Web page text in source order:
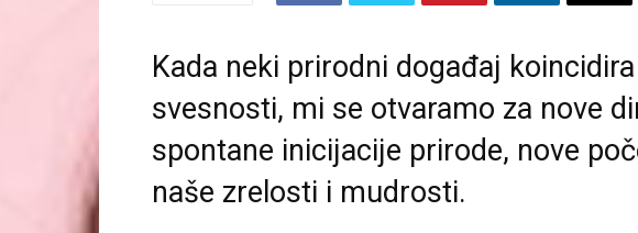
Kada neki prirodni događaj
svesnosti, mi se otvaramo za nove
spontane inicijacije prirode, nove
naše zrelosti i mudrosti.